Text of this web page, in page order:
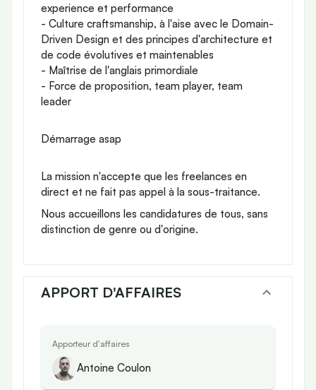
experience et performance
- Culture craftsmanship, à l'aise avec le Domain-
Driven Design et des principes d'architecture et
de code évolutives et maintenables
- Maîtrise de l'anglais primordiale
- Force de proposition, team player, team
leader
Démarrage asap
La mission n'accepte que les freelances en
direct et ne fait pas appel à la sous-traitance.
Nous accueillons les candidatures de tous, sans
distinction de genre ou d'origine.
APPORT D'AFFAIRES
Apporteur d'affaires
Antoine Coulon